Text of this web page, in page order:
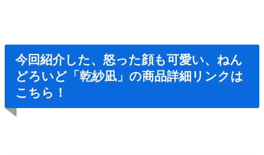
今回紹介した、怒った顔も可愛い、ねん
どろいど「乾紗凪」の商品詳細リンクは
こちら！